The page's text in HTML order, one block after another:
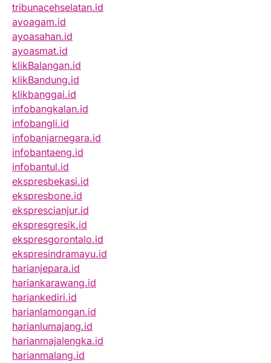
tribunacehselatan.id
ayoagam.id
ayoasahan.id
ayoasmat.id
klikBalangan.id
klikBandung.id
klikbanggai.id
infobangkalan.id
infobangli.id
infobanjarnegara.id
infobantaeng.id
infobantul.id
ekspresbekasi.id
ekspresbone.id
eksprescianjur.id
ekspresgresik.id
ekspresgorontalo.id
ekspresindramayu.id
harianjepara.id
hariankarawang.id
hariankediri.id
harianlamongan.id
harianlumajang.id
harianmajalengka.id
harianmalang.id